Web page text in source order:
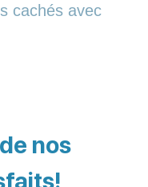
cachés avec
nos